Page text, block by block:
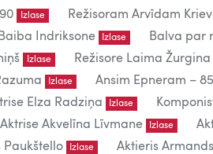
Izlase Režisoram Arvīdam
Indriksone Izlase Balva par
Izlase Režisore Laima Žurgina
Izlase Ansim Epneram – 85
Elza Radziņa Izlase
Aktrise Akvelīna Līvmane Izlase
Paukštello Izlase Aktieris